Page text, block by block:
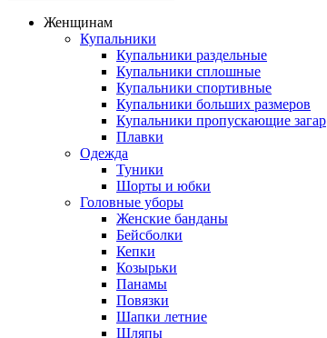
Женщинам
Купальники
Купальники раздельные
Купальники сплошные
Купальники спортивные
Купальники больших размеров
Купальники пропускающие загар
Плавки
Одежда
Туники
Шорты и юбки
Головные уборы
Женские банданы
Бейсболки
Кепки
Козырьки
Панамы
Повязки
Шапки летние
Шляпы